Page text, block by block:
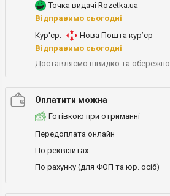
Точка видачі Rozetka.ua
Відправимо сьогодні
Кур'єр:
Нова Пошта кур’єр
Відправимо сьогодні
Доставляємо швидко та обережно
Оплатити можна
Готівкою при отриманні
Передоплата онлайн
По реквізитах
По рахунку (для ФОП та юр. осіб)